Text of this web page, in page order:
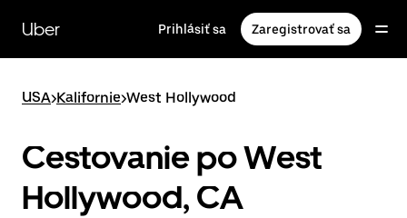
hlavný
obsah
Uber Prihlásiť sa Zaregistrovať sa
USA>Kalifornie>West Hollywood
Cestovanie po West
Hollywood, CA